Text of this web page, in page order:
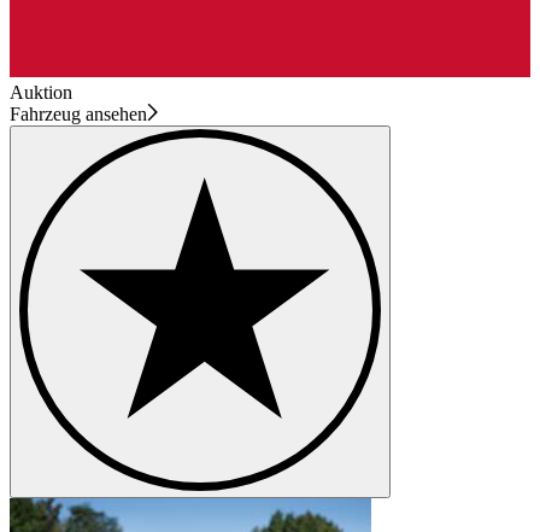
Auktion
Fahrzeug ansehen